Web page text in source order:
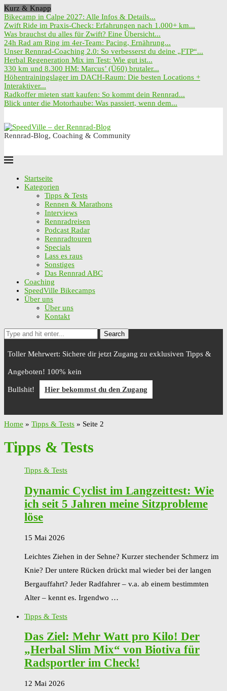
Kurz & Knapp
Bikecamp in Calpe 2027: Alle Infos & Details...
Zwift Ride im Praxis-Check: Erfahrungen nach 1.000+ km...
Was brauchst du alles für Zwift? Eine Übersicht...
24h Rad am Ring im 4er-Team: Pacing, Ernährung...
Unser Rennrad-Coaching 2.0: So verbesserst du deine „FTP“...
Herbal Regeneration Mix im Test: Wie gut ist...
330 km und 8.300 HM: Marcus’ (Ü60) brutaler...
Höhentrainingslager im DACH-Raum: Die besten Locations +
Interaktiver...
Radkoffer mieten statt kaufen: So kommt dein Rennrad...
Blick unter die Motorhaube: Was passiert, wenn dem...
Rennrad-Blog, Coaching & Community
Startseite
Kategorien
Tipps & Tests
Rennen & Marathons
Interviews
Rennradreisen
Podcast Radar
Rennradtouren
Specials
Lass es raus
Sonstiges
Das Rennrad ABC
Coaching
SpeedVille Bikecamps
Über uns
Über uns
Kontakt
Search
Toller Mehrwert: Sichere dir jetzt Zugang zu exklusiven Tipps &
Angeboten! 100% kein
Bullshit! Hier bekommst du den Zugang
Home » Tipps & Tests » Seite 2
Tipps & Tests
Tipps & Tests
Dynamic Cyclist im Langzeittest: Wie
ich seit 5 Jahren meine Sitzprobleme
löse
15 Mai 2026
Leichtes Ziehen in der Sehne? Kurzer stechender Schmerz im
Knie? Der untere Rücken drückt mal wieder bei der langen
Bergauffahrt? Jeder Radfahrer – v.a. ab einem bestimmten
Alter – kennt es. Irgendwo …
Tipps & Tests
Das Ziel: Mehr Watt pro Kilo! Der
„Herbal Slim Mix“ von Biotiva für
Radsportler im Check!
12 Mai 2026